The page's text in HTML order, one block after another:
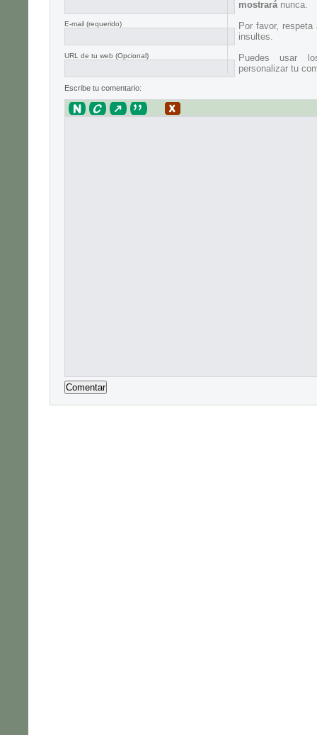
E-mail (requerido)
URL de tu web (Opcional)
mostrará nunca.
Por favor,
insultes.
Puedes usar
personalizar tu
Escribe tu comentario: